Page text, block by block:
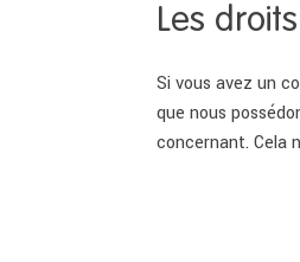
Les
Si vous avez un
que nous
concernant. Cela